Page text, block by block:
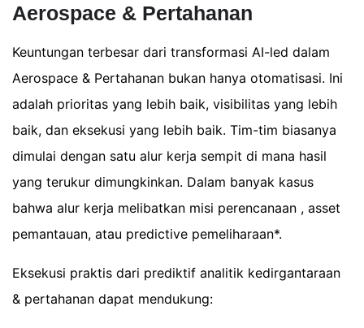
Aerospace & Pertahanan
Keuntungan terbesar dari transformasi AI-led dalam
Aerospace & Pertahanan bukan hanya otomatisasi. Ini
adalah prioritas yang lebih baik, visibilitas yang lebih
baik, dan eksekusi yang lebih baik. Tim-tim biasanya
dimulai dengan satu alur kerja sempit di mana hasil
yang terukur dimungkinkan. Dalam banyak kasus
bahwa alur kerja melibatkan misi perencanaan , asset
pemantauan, atau predictive pemeliharaan*.
Eksekusi praktis dari prediktif analitik kedirgantaraan
& pertahanan dapat mendukung: